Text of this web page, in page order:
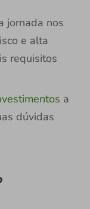
jornada nos
e alta
requisitos
a
dúvidas